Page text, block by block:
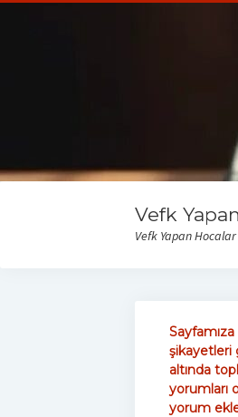
Vefk
Vefk Yapan
şikayetleri
altında
yorumları
yorum